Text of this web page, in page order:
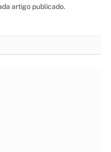
artigo publicado.